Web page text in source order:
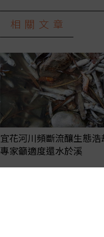
相關文章
宜花河川頻斷流釀生態浩
專家籲適度還水於溪